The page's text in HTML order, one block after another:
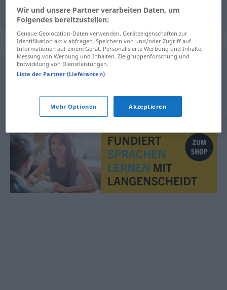
Synonyme für "Ausbesserung"
Ersatz
© OpenThesaurus.de
Wir und unsere Partner verarbeiten Daten, um
Folgendes bereitzustellen:
Genaue Geolocation-Daten verwenden. Geräteeigenschaften zur
Identifikation aktiv abfragen. Speichern von und/oder Zugriff auf
Informationen auf einem Gerät. Personalisierte Werbung und Inhalte,
Messung von Werbung und Inhalten, Zielgruppenforschung und
Entwicklung von Dienstleistungen.
Liste der Partner (Lieferanten)
Mehr Optionen Akzeptieren